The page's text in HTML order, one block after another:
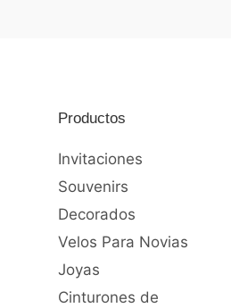
Productos
Invitaciones
Souvenirs
Decorados
Velos Para Novias
Joyas
Cinturones de